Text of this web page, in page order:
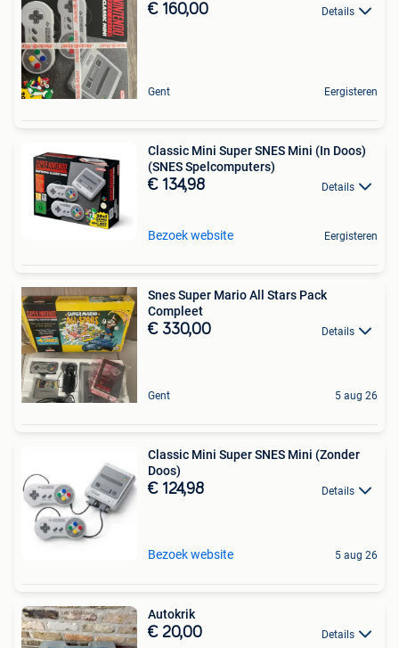
€ 160,00 Details
Gent Eergisteren
Classic Mini Super SNES Mini (In Doos)
(SNES Spelcomputers)
€ 134,98 Details
Bezoek website Eergisteren
Snes Super Mario All Stars Pack
Compleet
€ 330,00 Details
Gent 5 aug 26
Classic Mini Super SNES Mini (Zonder
Doos)
€ 124,98 Details
Bezoek website 5 aug 26
Autokrik
€ 20,00 Details